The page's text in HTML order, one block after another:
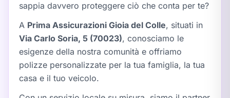
sappia davvero proteggere ciò che conta per te?
A Prima Assicurazioni Gioia del Colle, situati in
Via Carlo Soria, 5 (70023), conosciamo le
esigenze della nostra comunità e offriamo
polizze personalizzate per la tua famiglia, la tua
casa e il tuo veicolo.